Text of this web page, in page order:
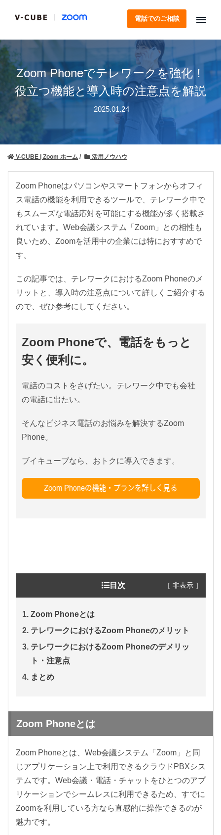
電話でのご相談
Zoom Phoneでテレワークを強化！
役立つ機能と導入時の注意点を解説
2025.01.24
V-CUBE | Zoom ホーム 活用ノウハウ
Zoom Phoneはパソコンやスマートフォンからオフィ
ス電話の機能を利用できるツールで、テレワーク中で
もスムーズな電話応対を可能にする機能が多く搭載さ
れています。Web会議システム「Zoom」との相性も
良いため、Zoomを活用中の企業には特におすすめで
す。
この記事では、テレワークにおけるZoom Phoneのメ
リットと、導入時の注意点について詳しくご紹介する
ので、ぜひ参考にしてください。
Zoom Phoneで、電話をもっと
安く便利に。
電話のコストをさげたい。テレワーク中でも会社
の電話に出たい。
そんなビジネス電話のお悩みを解決するZoom
Phone。
ブイキューブなら、おトクに導入できます。
目次 ［ 非表示 ］
Zoom Phoneとは
テレワークにおけるZoom Phoneのメリット
テレワークにおけるZoom Phoneのデメリッ
ト・注意点
まとめ
Zoom Phoneとは
Zoom Phoneとは、Web会議システム「Zoom」と同
じアプリケーション上で利用できるクラウドPBXシス
テムです。Web会議・電話・チャットをひとつのアプ
リケーションでシームレスに利用できるため、すでに
Zoomを利用している方なら直感的に操作できるのが
魅力です。